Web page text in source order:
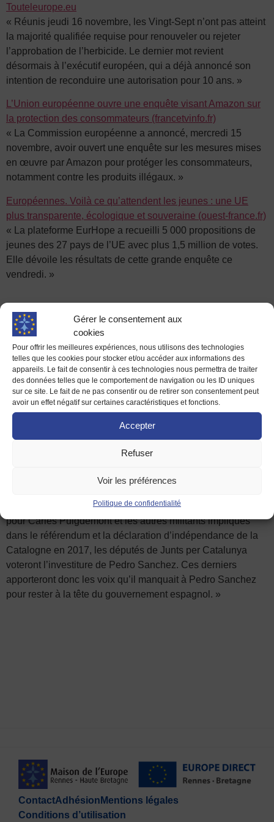
Gérer le consentement aux
cookies
Pour offrir les meilleures expériences, nous utilisons des technologies
telles que les cookies pour stocker et/ou accéder aux informations des
appareils. Le fait de consentir à ces technologies nous permettra de traiter
des données telles que le comportement de navigation ou les ID uniques
sur ce site. Le fait de ne pas consentir ou de retirer son consentement peut
avoir un effet négatif sur certaines caractéristiques et fonctions.
Accepter
Refuser
Voir les préférences
Politique de confidentialité
Touteleurope.eu
« Réunis jeudi 16 novembre, les Vingt-Sept n’ont pas atteint
la majorité qualifiée requise pour renouveler ou rejeter
l’approbation de l’herbicide. Le dernier mot revient
désormais à l’exécutif européen, qui a déjà annoncé son
intention de reconduire une autorisation pour 10 ans. »
L’Union européenne ouvre une enquête visant Amazon sur
la protection des consommateurs (francetvinfo.fr)
« La Commission européenne a annoncé, mercredi 15
novembre, avoir ouvert une enquête sur les mesures mises
en œuvre par Amazon pour protéger les consommateurs,
notamment contre les produits illégaux. »
Européennes. Voilà ce qu’attendent les jeunes : une UE
plus transparente, écologique et souveraine (ouest-france.fr)
« La plateforme EurHope a recueilli 5 000 propositions de
jeunes des 27 pays de l’UE avec plus 1,5 million de votes.
Elle dévoile les résultats de cette grande enquête ce
vendredi. »
Un focus sur l’Espagne préparé par Eva, élève de
troisième en stage d’observation à la Maison de l’Europe
de Rennes
En Espagne, le premier ministre, Pedro Sanchez, reconduit
pour un nouveau mandat après quatre mois de blocage et
un accord controversé avec les indépendantistes catalans
(lemonde.fr)
« Le vote sur la reconduction de Pedro Sanchez au poste de
Premier ministre du gouvernement espagnol aura lieu ce
après un accord avec les indépendantistes catalans.
derniers jours, stipule en effet qu’en échange d’une amnistie
pour Carles Puigdemont et les autres militants impliqués
dans le référendum et la déclaration d’indépendance de la
Catalogne en 2017, les députés de Junts per Catalunya
voteront l’investiture de Pedro Sanchez. Ces derniers
apporteront donc les voix qu’il manquait à Pedro Sanchez
pour rester à la tête du gouvernement espagnol. »
ContactAdhésion Mentions légales
Conditions d’utilisation